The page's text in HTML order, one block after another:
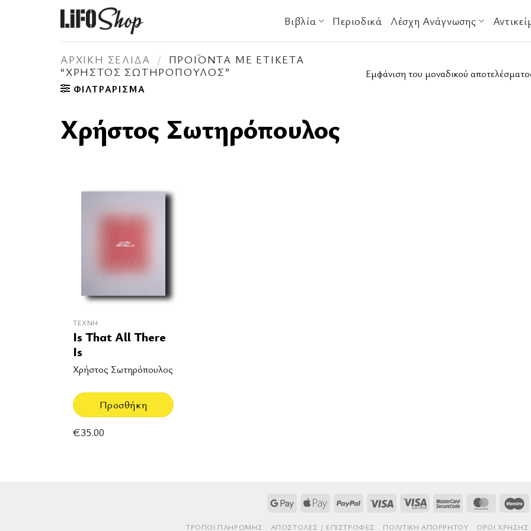
Βιβλία Περιοδικά Λέσχη Ανάγνωσης
ΑΡΧΙΚΉ ΣΕΛΊΔΑ /
ΠΡΟΪΌΝΤΑ ΜΕ ΕΤΙΚΈΤΑ
“ΧΡΉΣΤΟΣ ΣΩΤΗΡΌΠΟΥΛΟΣ”
ΦΙΛΤΡΆΡΙΣΜΑ
Εμφάνιση του μοναδικού
Χρήστος Σωτηρόπουλος
ΤΈΧΝΗ
Is That All There
Is
Χρήστος Σωτηρόπουλος
Προσθήκη
€35.00
Google Apple
PayPal Visa
Visa
MasterCard
ΤΡΌΠΟΙ ΠΛΗΡΩΜΉΣ AΠΟΣΤΟΛΈΣ / ΕΠΙΣΤΡΟΦΈΣ ΠΟΛΙΤΙΚΉ ΑΠΟΡΡΉΤΟΥ ΌΡΟΙ ΧΡΉΣΗΣ